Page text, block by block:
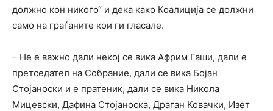
должно кон никого“ и дека како Коалиција се должни
само на граѓаните кои ги гласале.
– Не е важно дали некој се вика Африм Гаши, дали е
претседател на Собрание, дали се вика Бојан
Стојаноски и е пратеник, дали се вика Никола
Мицевски, Дафина Стојаноска, Драган Ковачки, Изет